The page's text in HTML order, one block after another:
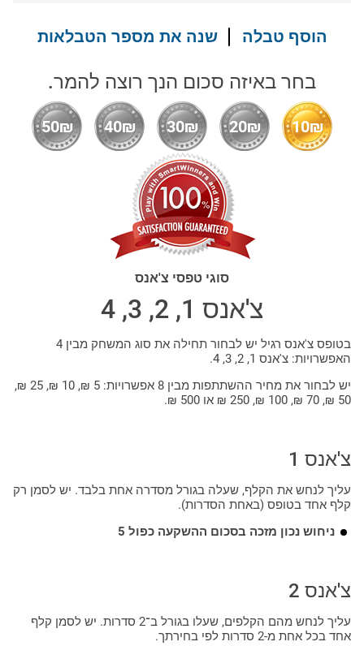
הוסף טבלה שנה את מספר הטבלאות
בחר באיזה סכום הנך רוצה להמר.
10₪
20₪
30₪
40₪
50₪
סוגי טפסי צ'אנס
צ'אנס 1, 2, 3, 4
בטופס צ'אנס רגיל יש לבחור תחילה את סוג המשחק מבין 4
האפשרויות: צ'אנס 1, 2, 3, 4.
יש לבחור את מחיר ההשתתפות מבין 8 אפשרויות: 5 ₪, 10 ₪, 25 ₪,
50 ₪, 70 ₪, 100 ₪, 250 ₪ או 500 ₪.
צ'אנס 1
עליך לנחש את הקלף, שעלה בגורל מסדרה אחת בלבד. יש לסמן רק
קלף אחד בטופס (באחת הסדרות).
ניחוש נכון מזכה בסכום ההשקעה כפול 5
צ'אנס 2
עליך לנחש מהם הקלפים, שעלו בגורל ב־2 סדרות. יש לסמן קלף
אחד בכל אחת מ-2 סדרות לפי בחירתך.